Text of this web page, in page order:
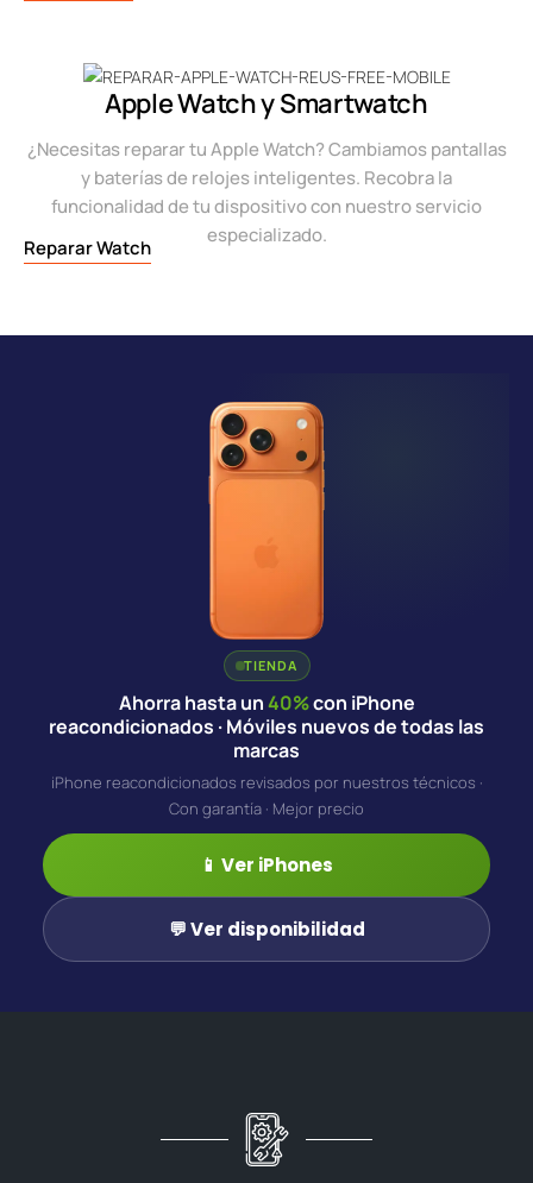
Apple Watch y Smartwatch
¿Necesitas reparar tu Apple Watch? Cambiamos pantallas
y baterías de relojes inteligentes. Recobra la
funcionalidad de tu dispositivo con nuestro servicio
especializado.
Reparar Watch
TIENDA
Ahorra hasta un40%con iPhone
reacondicionados · Móviles nuevos de todas las
marcas
iPhone reacondicionados revisados por nuestros técnicos ·
Con garantía · Mejor precio
📱 Ver iPhones
💬 Ver disponibilidad